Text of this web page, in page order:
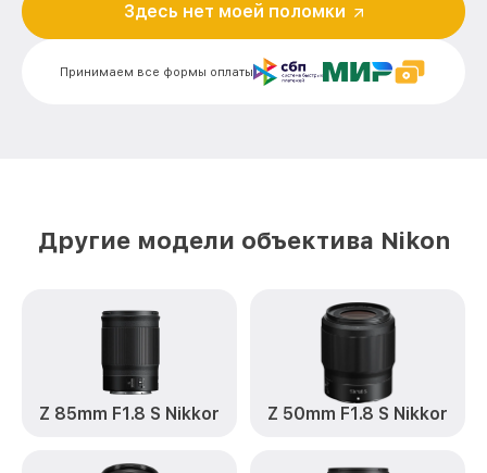
Ремонт электроники 28mm f/1.4E ED AF-
S Nikkor Nikon
Устранение механических повреждений
от 900₽
Замена электронной платы 28mm f/1.4E
Замена узла диафрагмы 28mm f/1.4E ED
AF-S Nikkor Nikon
от 1200₽
Замена мотора 28mm f/1.4E ED AF-S
Nikkor Nikon
от 1800₽
Принимаем все формы оплаты
Здесь нет моей поломки
Другие модели объектива Nikon
Z 85mm F1.8 S Nikkor Z 50mm F1.8 S Nikkor